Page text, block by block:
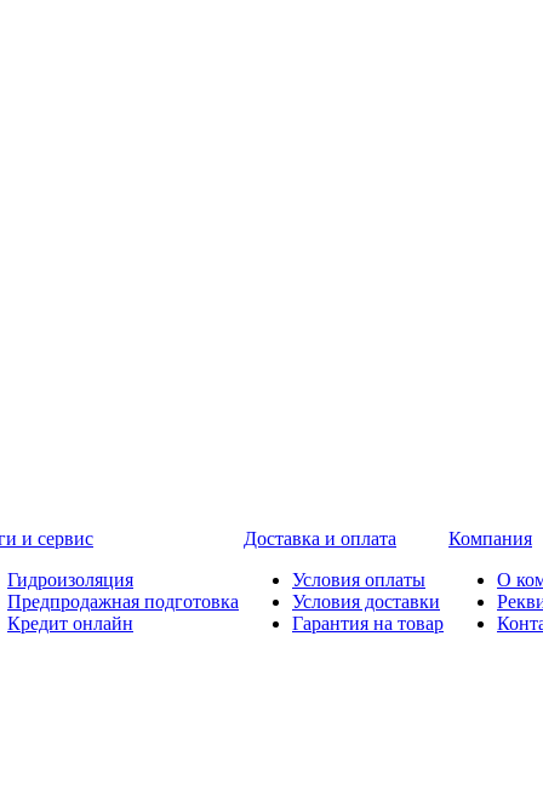
и сервис
Гидроизоляция
Предпродажная подготовка
Кредит онлайн
Доставка и оплата
Условия оплаты
Условия доставки
Гарантия на товар
Компания
О